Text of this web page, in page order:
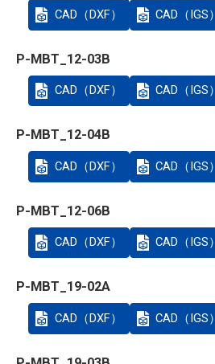
CAD（DXF） CAD（IGS）
P-MBT_12-03B
CAD（DXF） CAD（IGS）
P-MBT_12-04B
CAD（DXF） CAD（IGS）
P-MBT_12-06B
CAD（DXF） CAD（IGS）
P-MBT_19-02A
CAD（DXF） CAD（IGS）